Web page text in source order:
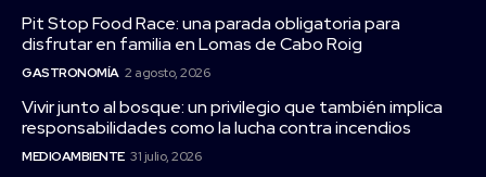
Pit Stop Food Race: una parada obligatoria para
disfrutar en familia en Lomas de Cabo Roig
GASTRONOMÍA 2 agosto, 2026
Vivir junto al bosque: un privilegio que también implica
responsabilidades como la lucha contra incendios
MEDIOAMBIENTE 31 julio, 2026